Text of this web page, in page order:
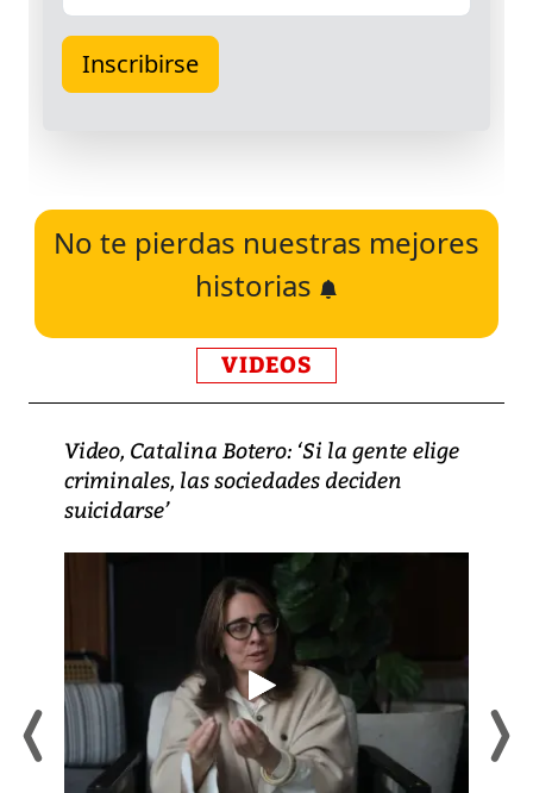
No te pierdas nuestras mejores
historias
VIDEOS
Video, Catalina Botero: ‘Si la gente elige
criminales, las sociedades deciden
suicidarse’